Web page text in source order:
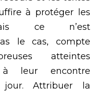
à protéger les
ce n’est
le cas, compte
atteintes
à leur encontre
jour. Attribuer la